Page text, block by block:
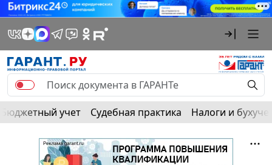
Бюджетный учет Судебная практика Налоги и